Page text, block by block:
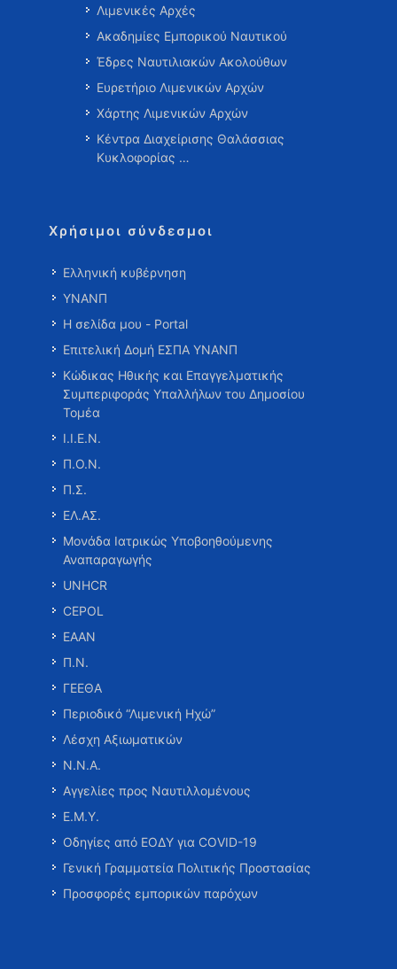
Λιμενικές Αρχές
Ακαδημίες Εμπορικού Ναυτικού
Έδρες Ναυτιλιακών Ακολούθων
Ευρετήριο Λιμενικών Αρχών
Χάρτης Λιμενικών Αρχών
Κέντρα Διαχείρισης Θαλάσσιας
Κυκλοφορίας …
Χρήσιμοι σύνδεσμοι
Ελληνική κυβέρνηση
ΥΝΑΝΠ
Η σελίδα μου - Portal
Επιτελική Δομή ΕΣΠΑ ΥΝΑΝΠ
Κώδικας Ηθικής και Επαγγελματικής
Συμπεριφοράς Υπαλλήλων του Δημοσίου
Τομέα
Ι.Ι.Ε.Ν.
Π.Ο.Ν.
Π.Σ.
ΕΛ.ΑΣ.
Μονάδα Ιατρικώς Υποβοηθούμενης
Αναπαραγωγής
UNHCR
CEPOL
ΕΑΑΝ
Π.Ν.
ΓΕΕΘΑ
Περιοδικό “Λιμενική Ηχώ”
Λέσχη Αξιωματικών
Ν.Ν.Α.
Αγγελίες προς Ναυτιλλομένους
Ε.Μ.Υ.
Οδηγίες από ΕΟΔΥ για COVID-19
Γενική Γραμματεία Πολιτικής Προστασίας
Προσφορές εμπορικών παρόχων